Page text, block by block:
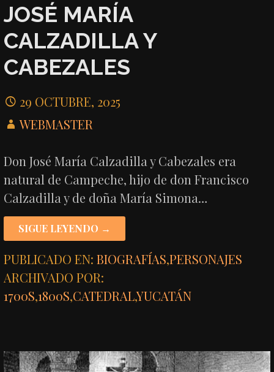
JOSÉ MARÍA
CALZADILLA Y
CABEZALES
29 OCTUBRE, 2025
WEBMASTER
Don José María Calzadilla y Cabezales era
natural de Campeche, hijo de don Francisco
Calzadilla y de doña María Simona…
SIGUE LEYENDO →
PUBLICADO EN:BIOGRAFÍAS,PERSONAJES
ARCHIVADO POR:
1700S,1800S,CATEDRAL,YUCATÁN